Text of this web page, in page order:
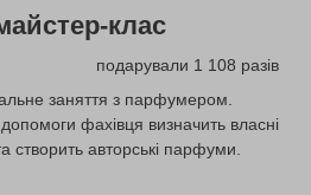
клас
подарували 1 108 разів
заняття з парфумером.
фахівця визначить власні
створить авторські парфуми.